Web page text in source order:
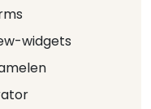
widgets